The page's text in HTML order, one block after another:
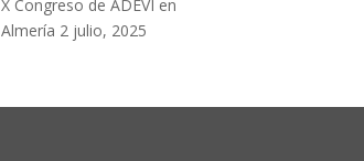
X Congreso de ADEVI en
Almería 2 julio, 2025